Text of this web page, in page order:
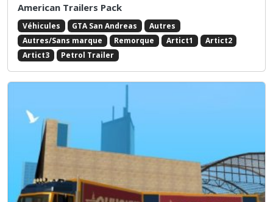
American Trailers Pack
Véhicules GTA San Andreas
Autres
Autres/Sans marque
Remorque Artict1
Artict2
Artict3
Petrol Trailer